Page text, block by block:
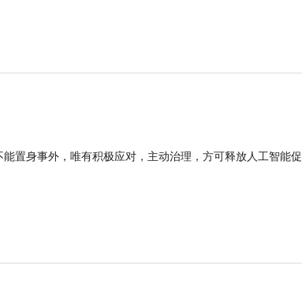
置身事外，唯有积极应对，主动治理，方可释放人工智能